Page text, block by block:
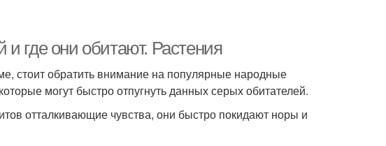
где они обитают. Растения
стоит обратить внимание на популярные народные
могут быстро отпугнуть данных серых обитателей.
отталкивающие чувства, они быстро покидают норы и